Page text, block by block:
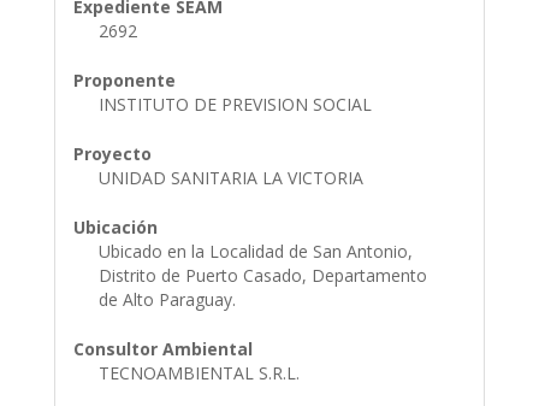
Expediente SEAM
2692
Proponente
INSTITUTO DE PREVISION SOCIAL
Proyecto
UNIDAD SANITARIA LA VICTORIA
Ubicación
Ubicado en la Localidad de San Antonio,
Distrito de Puerto Casado, Departamento
de Alto Paraguay.
Consultor Ambiental
TECNOAMBIENTAL S.R.L.